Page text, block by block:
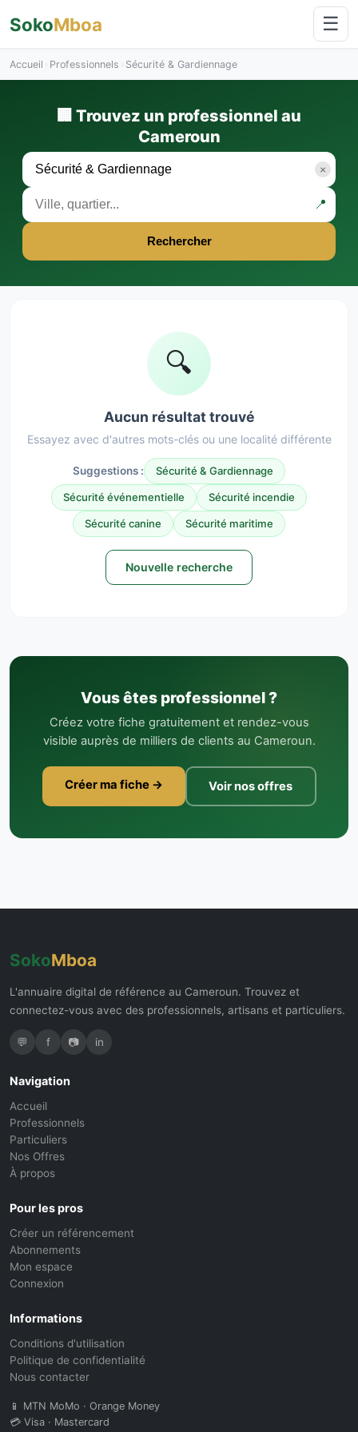
SokoMboa ☰
Accueil Professionnels Sécurité & Gardiennage
🏢 Trouvez un professionnel au
Cameroun
×
📍
Rechercher
🔍
Aucun résultat trouvé
Essayez avec d'autres mots-clés ou une localité différente
Suggestions : Sécurité & Gardiennage
Sécurité événementielle Sécurité incendie
Sécurité canine Sécurité maritime
Nouvelle recherche
Vous êtes professionnel ?
Créez votre fiche gratuitement et rendez-vous
visible auprès de milliers de clients au Cameroun.
Créer ma fiche → Voir nos offres
SokoMboa
L'annuaire digital de référence au Cameroun. Trouvez et
connectez-vous avec des professionnels, artisans et particuliers.
💬 f 📷 in
Navigation
Accueil
Professionnels
Particuliers
Nos Offres
À propos
Pour les pros
Créer un référencement
Abonnements
Mon espace
Connexion
Informations
Conditions d'utilisation
Politique de confidentialité
Nous contacter
📱 MTN MoMo · Orange Money
💳 Visa · Mastercard